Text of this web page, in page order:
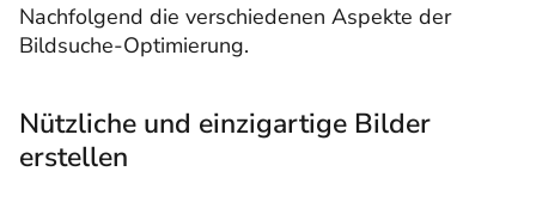
Nachfolgend die verschiedenen Aspekte der
Bildsuche-Optimierung.
Nützliche und einzigartige Bilder
erstellen